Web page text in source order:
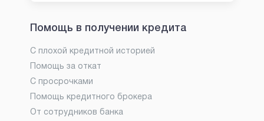
Помощь в получении кредита
С плохой кредитной историей
Помощь за откат
С просрочками
Помощь кредитного брокера
От сотрудников банка